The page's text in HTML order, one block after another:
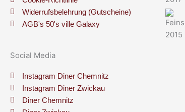
Widerrufsbelehrung (Gutscheine)
AGB's 50's ville Galaxy
Social Media
Instagram Diner Chemnitz
Instagram Diner Zwickau
Diner Chemnitz